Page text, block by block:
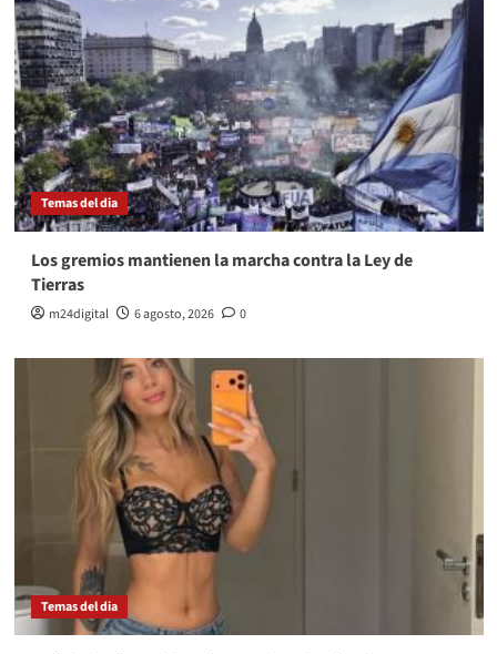
Temas del dia
Los gremios mantienen la marcha contra la Ley de
Tierras
m24digital 6 agosto, 2026 0
Temas del dia